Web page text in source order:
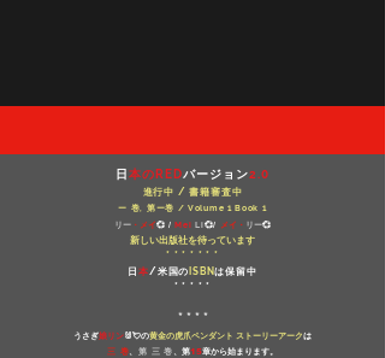
日 本のREDバージョン2.0
進行中 / 書籍審査中
ー 巻, 第ー巻 / Volume 1 Book 1
リー・メイ💞 / Mei Li💞/ メイ ・ リー💞
新しい出版社を待っています
* * * * * * *
日本/米国の ISBNは保留中
* * * * *
* * * *
うさぎ娘リン🐰💘の黄金の虎爪ペンダント ストーリーアークは
三 巻、第 三 巻 、第15章から始まります。